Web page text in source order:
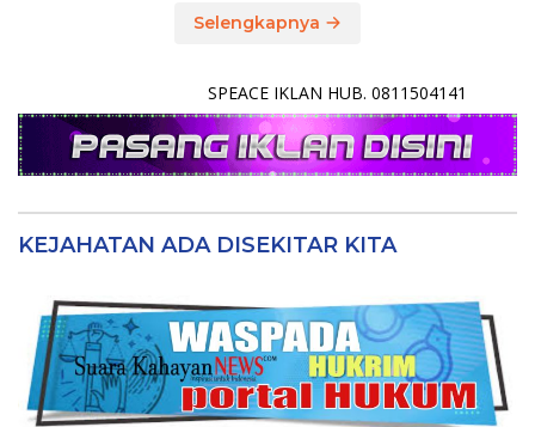
Selengkapnya
SPEACE IKLAN HUB. 0811504141
KEJAHATAN ADA DISEKITAR KITA